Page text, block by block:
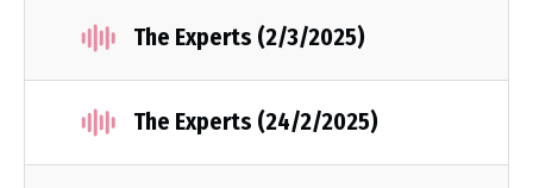
The Experts (2/3/2025)
The Experts (24/2/2025)